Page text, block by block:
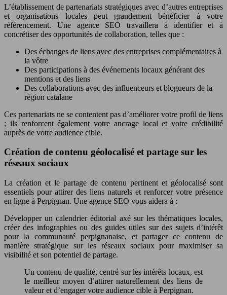
L’établissement de partenariats stratégiques avec d’autres entreprises
et organisations locales peut grandement bénéficier à votre
référencement. Une agence SEO travaillera à identifier et à
concrétiser des opportunités de collaboration, telles que :
Des échanges de liens avec des entreprises complémentaires à
la vôtre
Des participations à des événements locaux générant des
mentions et des liens
Des collaborations avec des influenceurs et blogueurs de la
région catalane
Ces partenariats ne se contentent pas d’améliorer votre profil de liens
; ils renforcent également votre ancrage local et votre crédibilité
auprès de votre audience cible.
Création de contenu géolocalisé et partage sur les
réseaux sociaux
La création et le partage de contenu pertinent et géolocalisé sont
essentiels pour attirer des liens naturels et renforcer votre présence
en ligne à Perpignan. Une agence SEO vous aidera à :
Développer un calendrier éditorial axé sur les thématiques locales,
créer des infographies ou des guides utiles sur des sujets d’intérêt
pour la communauté perpignanaise, et partager ce contenu de
manière stratégique sur les réseaux sociaux pour maximiser sa
visibilité et son potentiel de partage.
Un contenu de qualité, centré sur les intérêts locaux, est
le meilleur moyen d’attirer naturellement des liens de
valeur et d’engager votre audience cible à Perpignan.